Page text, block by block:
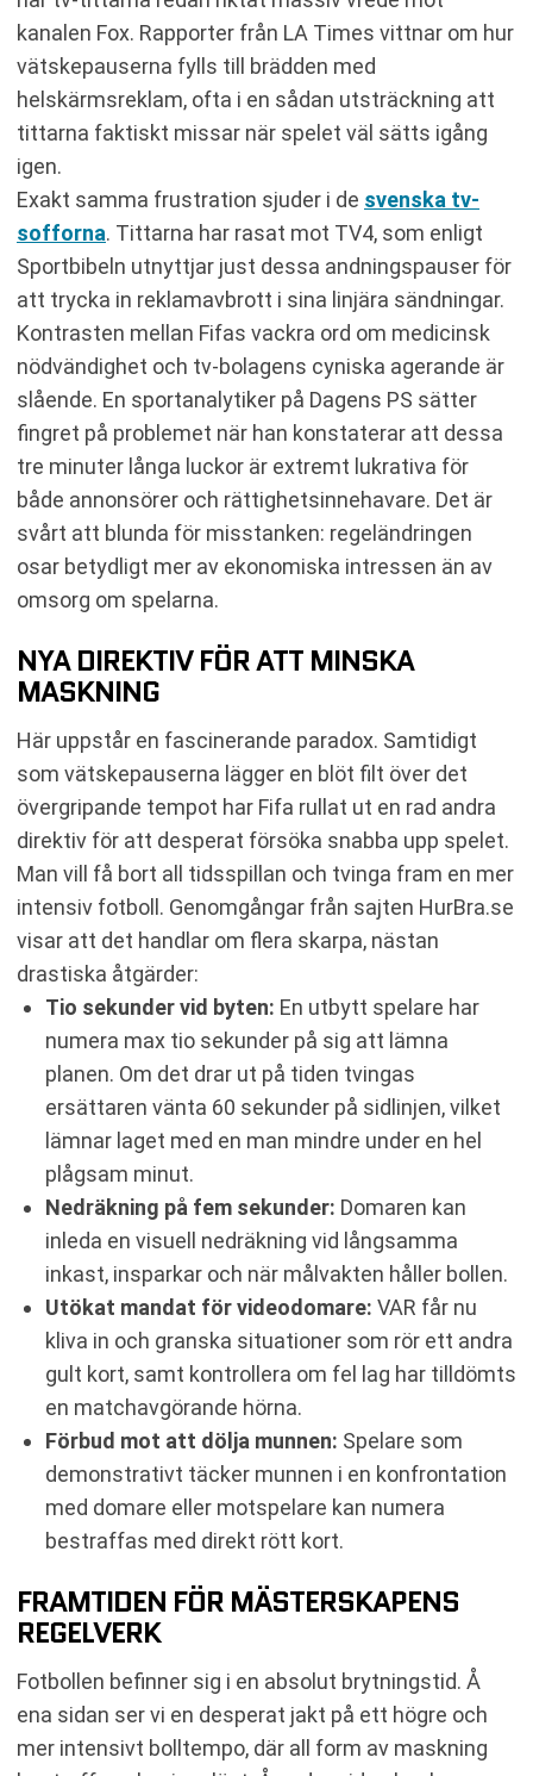
kanalen Fox. Rapporter från LA Times vittnar om hur
vätskepauserna fylls till brädden med
helskärmsreklam, ofta i en sådan utsträckning att
tittarna faktiskt missar när spelet väl sätts igång
igen.
Exakt samma frustration sjuder i de svenska tv-
sofforna. Tittarna har rasat mot TV4, som enligt
Sportbibeln utnyttjar just dessa andningspauser för
att trycka in reklamavbrott i sina linjära sändningar.
Kontrasten mellan Fifas vackra ord om medicinsk
nödvändighet och tv-bolagens cyniska agerande är
slående. En sportanalytiker på Dagens PS sätter
fingret på problemet när han konstaterar att dessa
tre minuter långa luckor är extremt lukrativa för
både annonsörer och rättighetsinnehavare. Det är
svårt att blunda för misstanken: regeländringen
osar betydligt mer av ekonomiska intressen än av
omsorg om spelarna.
NYA DIREKTIV FÖR ATT MINSKA
MASKNING
Här uppstår en fascinerande paradox. Samtidigt
som vätskepauserna lägger en blöt filt över det
övergripande tempot har Fifa rullat ut en rad andra
direktiv för att desperat försöka snabba upp spelet.
Man vill få bort all tidsspillan och tvinga fram en mer
intensiv fotboll. Genomgångar från sajten HurBra.se
visar att det handlar om flera skarpa, nästan
drastiska åtgärder:
Tio sekunder vid byten: En utbytt spelare har
numera max tio sekunder på sig att lämna
planen. Om det drar ut på tiden tvingas
ersättaren vänta 60 sekunder på sidlinjen, vilket
lämnar laget med en man mindre under en hel
plågsam minut.
Nedräkning på fem sekunder: Domaren kan
inleda en visuell nedräkning vid långsamma
inkast, insparkar och när målvakten håller bollen.
Utökat mandat för videodomare: VAR får nu
kliva in och granska situationer som rör ett andra
gult kort, samt kontrollera om fel lag har tilldömts
en matchavgörande hörna.
Förbud mot att dölja munnen: Spelare som
demonstrativt täcker munnen i en konfrontation
med domare eller motspelare kan numera
bestraffas med direkt rött kort.
FRAMTIDEN FÖR MÄSTERSKAPENS
REGELVERK
Fotbollen befinner sig i en absolut brytningstid. Å
ena sidan ser vi en desperat jakt på ett högre och
mer intensivt bolltempo, där all form av maskning